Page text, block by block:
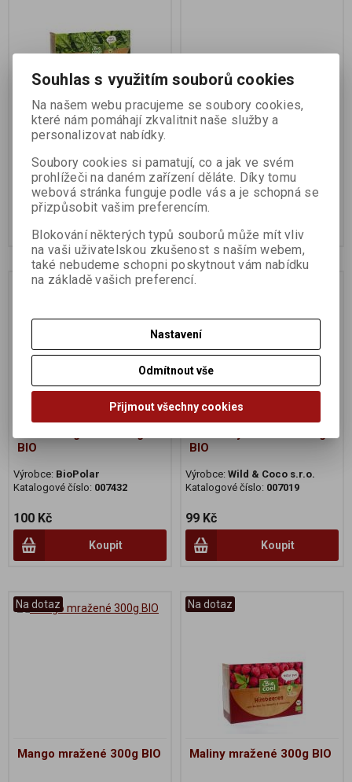
Špenát mražený 300g BIO
Katalogové číslo:006889
52 Kč
Ratatouille 300g BIO
Katalogové číslo:007569
114 Kč
Na dotaz
BIO
Výrobce: BioPolar
Katalogové číslo: 007432
100 Kč
Koupit
Na dotaz
BIO
Výrobce: Wild & Coco s.r.o.
Katalogové číslo: 007019
99 Kč
Koupit
Na dotaz
Mango mražené 300g BIO
Na dotaz
Maliny mražené 300g BIO
Souhlas s využitím souborů cookies
Na našem webu pracujeme se soubory cookies,
které nám pomáhají zkvalitnit naše služby a
personalizovat nabídky.
Soubory cookies si pamatují, co a jak ve svém
prohlížeči na daném zařízení děláte. Díky tomu
webová stránka funguje podle vás a je schopná se
přizpůsobit vašim preferencím.
Blokování některých typů souborů může mít vliv
na vaši uživatelskou zkušenost s naším webem,
také nebudeme schopni poskytnout vám nabídku
na základě vašich preferencí.
Nastavení
Odmítnout vše
Přijmout všechny cookies